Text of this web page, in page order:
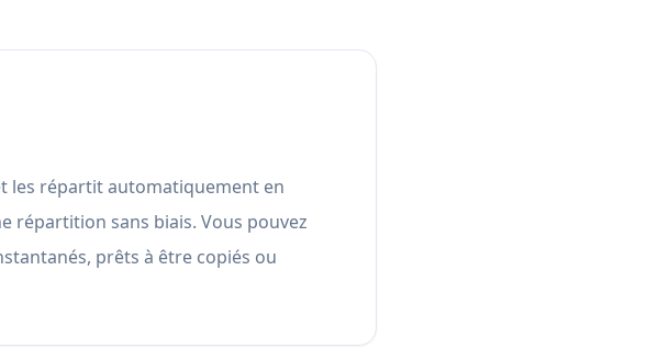
les répartit automatiquement en
répartition sans biais. Vous pouvez
prêts à être copiés ou